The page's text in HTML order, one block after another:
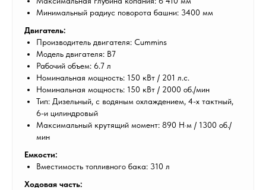
Минимальный радиус поворота башни: 3400 мм
Двигатель:
Производитель двигателя: Cummins
Модель двигателя: B7
Рабочий объем: 6.7 л
Номинальная мощность: 150 кВт / 201 л.с.
Номинальная мощность: 150 кВт / 2000 об./мин
Тип: Дизельный, с водяным охлаждением, 4-х тактный,
6-и цилиндровый
Максимальный крутящий момент: 890 Н·м / 1300 об./
мин
Емкости:
Вместимость топливного бака: 310 л
Ходовая часть: